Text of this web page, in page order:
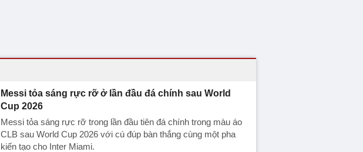
Messi tỏa sáng rực rỡ ở lần đầu đá chính sau World
Cup 2026
Messi tỏa sáng rực rỡ trong lần đầu tiên đá chính trong màu áo
CLB sau World Cup 2026 với cú đúp bàn thắng cùng một pha
kiến tạo cho Inter Miami.